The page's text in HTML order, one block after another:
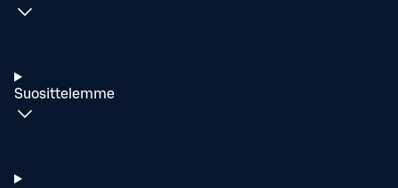
Suosittelemme